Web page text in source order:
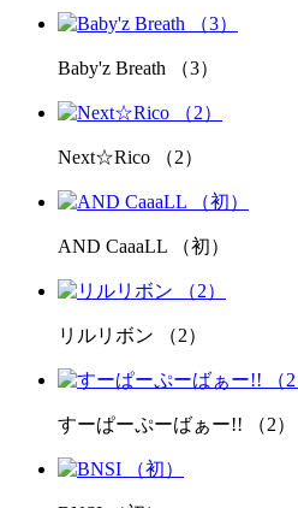
Baby'z Breath （3）
Next☆Rico （2）
AND CaaaLL （初）
リルリボン （2）
すーぱーぷーばぁー!! （2）